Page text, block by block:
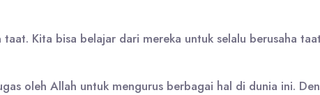
Kita bisa belajar dari mereka untuk selalu berusaha
oleh Allah untuk mengurus berbagai hal di dunia ini.